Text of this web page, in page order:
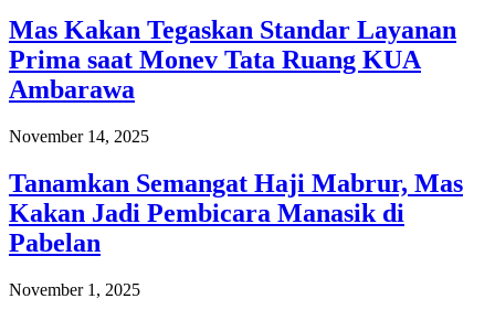
Mas Kakan Tegaskan Standar Layanan
Prima saat Monev Tata Ruang KUA
Ambarawa
November 14, 2025
Tanamkan Semangat Haji Mabrur, Mas
Kakan Jadi Pembicara Manasik di
Pabelan
November 1, 2025